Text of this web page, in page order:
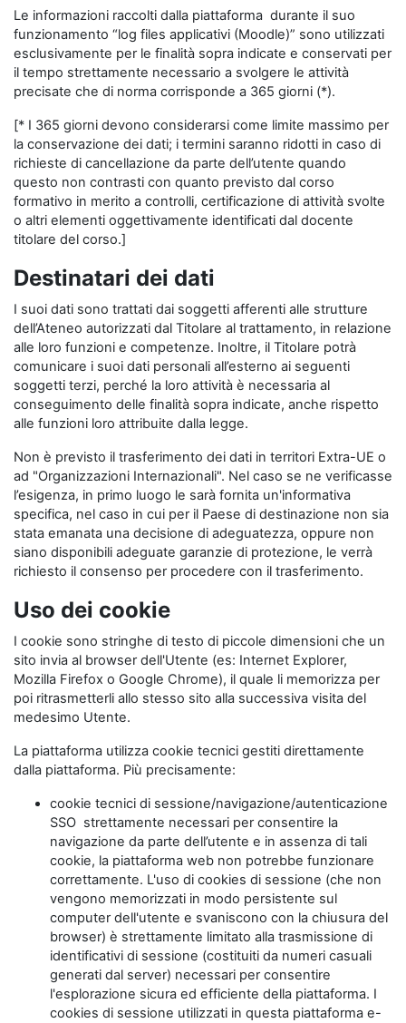
Le informazioni raccolti dalla piattaforma durante il suo
funzionamento “log files applicativi (Moodle)” sono utilizzati
esclusivamente per le finalità sopra indicate e conservati per
il tempo strettamente necessario a svolgere le attività
precisate che di norma corrisponde a 365 giorni (*).
[* I 365 giorni devono considerarsi come limite massimo per
la conservazione dei dati; i termini saranno ridotti in caso di
richieste di cancellazione da parte dell’utente quando
questo non contrasti con quanto previsto dal corso
formativo in merito a controlli, certificazione di attività svolte
o altri elementi oggettivamente identificati dal docente
titolare del corso.]
Destinatari dei dati
I suoi dati sono trattati dai soggetti afferenti alle strutture
dell’Ateneo autorizzati dal Titolare al trattamento, in relazione
alle loro funzioni e competenze. Inoltre, il Titolare potrà
comunicare i suoi dati personali all’esterno ai seguenti
soggetti terzi, perché la loro attività è necessaria al
conseguimento delle finalità sopra indicate, anche rispetto
alle funzioni loro attribuite dalla legge.
Non è previsto il trasferimento dei dati in territori Extra-UE o
ad "Organizzazioni Internazionali". Nel caso se ne verificasse
l’esigenza, in primo luogo le sarà fornita un'informativa
specifica, nel caso in cui per il Paese di destinazione non sia
stata emanata una decisione di adeguatezza, oppure non
siano disponibili adeguate garanzie di protezione, le verrà
richiesto il consenso per procedere con il trasferimento.
Uso dei cookie
I cookie sono stringhe di testo di piccole dimensioni che un
sito invia al browser dell'Utente (es: Internet Explorer,
Mozilla Firefox o Google Chrome), il quale li memorizza per
poi ritrasmetterli allo stesso sito alla successiva visita del
medesimo Utente.
La piattaforma utilizza cookie tecnici gestiti direttamente
dalla piattaforma. Più precisamente:
cookie tecnici di sessione/navigazione/autenticazione
SSO strettamente necessari per consentire la
navigazione da parte dell’utente e in assenza di tali
cookie, la piattaforma web non potrebbe funzionare
correttamente. L'uso di cookies di sessione (che non
vengono memorizzati in modo persistente sul
computer dell'utente e svaniscono con la chiusura del
browser) è strettamente limitato alla trasmissione di
identificativi di sessione (costituiti da numeri casuali
generati dal server) necessari per consentire
l'esplorazione sicura ed efficiente della piattaforma. I
cookies di sessione utilizzati in questa piattaforma e-